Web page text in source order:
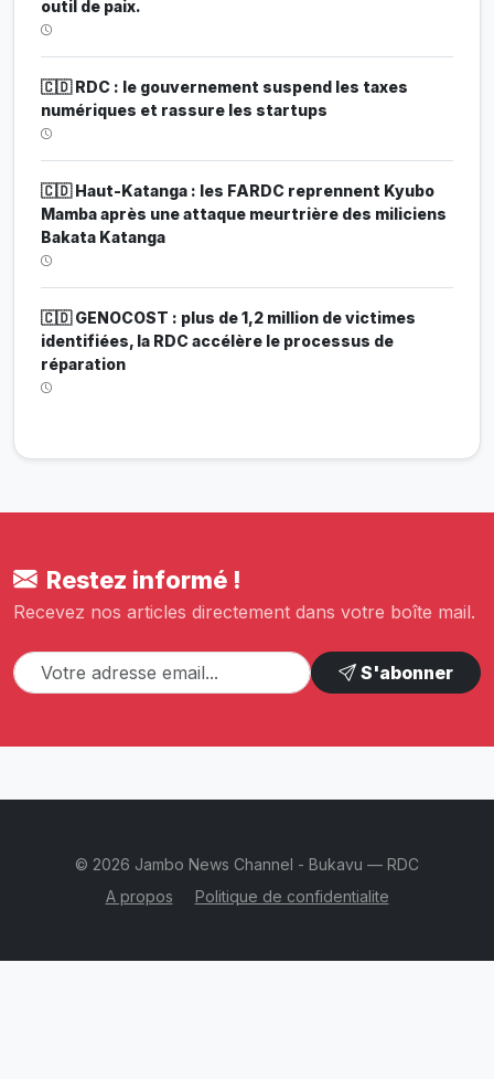
outil de paix.
🇨🇩 RDC : le gouvernement suspend les taxes
numériques et rassure les startups
🇨🇩 Haut-Katanga : les FARDC reprennent Kyubo
Mamba après une attaque meurtrière des miliciens
Bakata Katanga
🇨🇩 GENOCOST : plus de 1,2 million de victimes
identifiées, la RDC accélère le processus de
réparation
Restez informé !
Recevez nos articles directement dans votre boîte mail.
S'abonner
© 2026 Jambo News Channel - Bukavu — RDC
A propos
Politique de confidentialite